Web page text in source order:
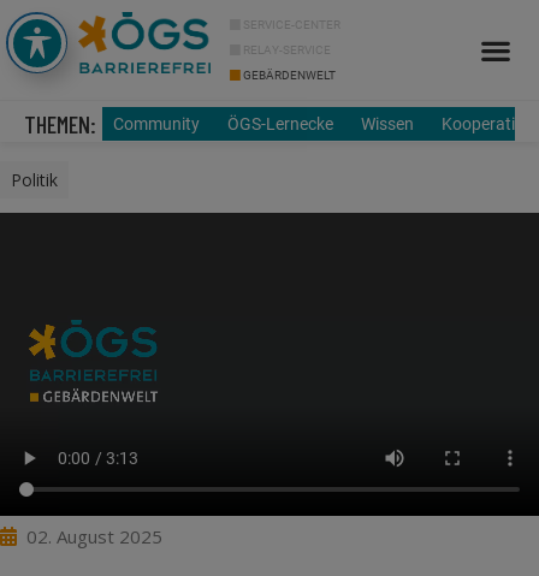
SERVICE-CENTER
RELAY-SERVICE
GEBÄRDENWELT
THEMEN: Community ÖGS-Lernecke Wissen
Politik
02. August 2025